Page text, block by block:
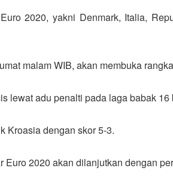
2020, yakni Denmark, Italia,
malam WIB, akan membuka
adu penalti pada laga babak
Kroasia dengan skor 5-3.
2020 akan dilanjutkan dengan